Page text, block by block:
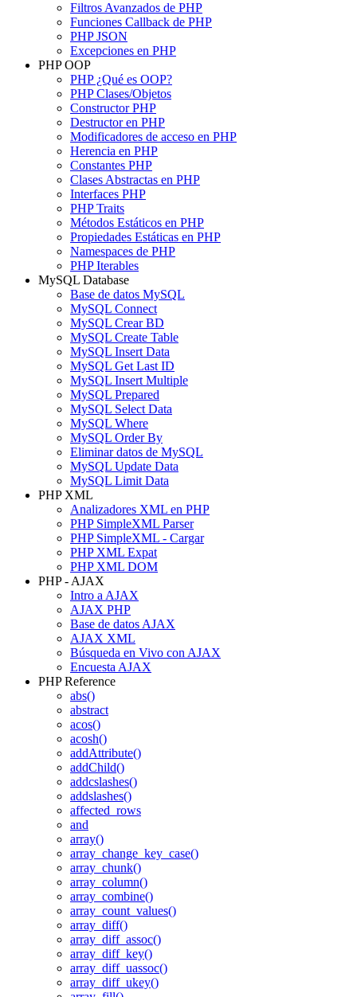
Filtros Avanzados de PHP
Funciones Callback de PHP
PHP JSON
Excepciones en PHP
PHP OOP
PHP ¿Qué es OOP?
PHP Clases/Objetos
Constructor PHP
Destructor en PHP
Modificadores de acceso en PHP
Herencia en PHP
Constantes PHP
Clases Abstractas en PHP
Interfaces PHP
PHP Traits
Métodos Estáticos en PHP
Propiedades Estáticas en PHP
Namespaces de PHP
PHP Iterables
MySQL Database
Base de datos MySQL
MySQL Connect
MySQL Crear BD
MySQL Create Table
MySQL Insert Data
MySQL Get Last ID
MySQL Insert Multiple
MySQL Prepared
MySQL Select Data
MySQL Where
MySQL Order By
Eliminar datos de MySQL
MySQL Update Data
MySQL Limit Data
PHP XML
Analizadores XML en PHP
PHP SimpleXML Parser
PHP SimpleXML - Cargar
PHP XML Expat
PHP XML DOM
PHP - AJAX
Intro a AJAX
AJAX PHP
Base de datos AJAX
AJAX XML
Búsqueda en Vivo con AJAX
Encuesta AJAX
PHP Reference
abs()
abstract
acos()
acosh()
addAttribute()
addChild()
addcslashes()
addslashes()
affected_rows
and
array()
array_change_key_case()
array_chunk()
array_column()
array_combine()
array_count_values()
array_diff()
array_diff_assoc()
array_diff_key()
array_diff_uassoc()
array_diff_ukey()